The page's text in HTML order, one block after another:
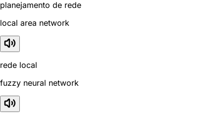
planejamento de rede
local area network
rede local
fuzzy neural network